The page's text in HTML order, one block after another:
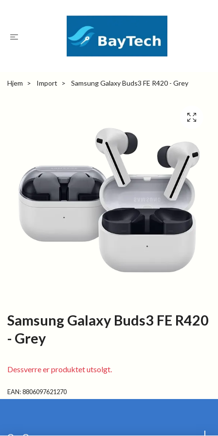
Hjem Import Samsung Galaxy Buds3 FE R420 - Grey
Samsung Galaxy Buds3 FE R420
- Grey
Dessverre er produktet utsolgt.
EAN:8806097621270